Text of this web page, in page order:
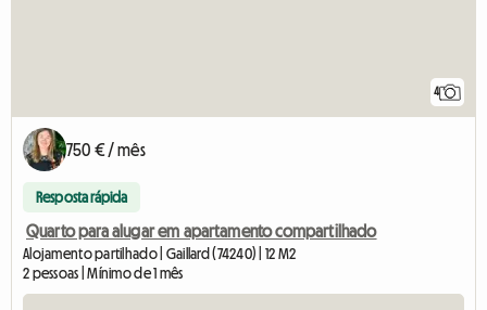
4
750 € / mês
Resposta rápida
Quarto para alugar em apartamento compartilhado
Alojamento partilhado | Gaillard (74240) | 12 M2
2 pessoas | Mínimo de 1 mês